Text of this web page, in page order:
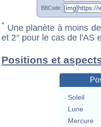
BBCode
* Une planète à moins
et 2° pour le cas de l'AS
Positions et
Soleil
Lune
Mercure